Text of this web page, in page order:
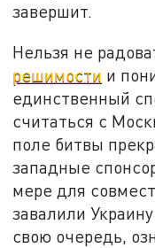
завершит.
Нельзя не
решимости и
единственный
считаться с
поле битвы
западные
мере для
завалили
свою очередь,